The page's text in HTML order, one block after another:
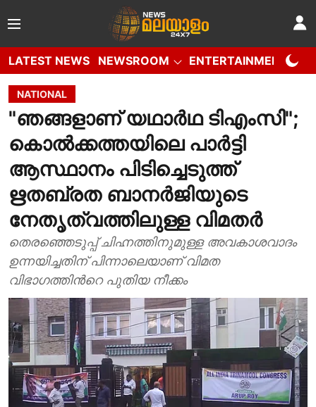
LATEST NEWS NEWSROOM ENTERTAINMENT
NATIONAL
"ഞങ്ങളാണ് യഥാർഥ ടിഎംസി";
കൊൽക്കത്തയിലെ പാർട്ടി
ആസ്ഥാനം പിടിച്ചെടുത്ത്
ഋതബ്രത ബാനർജിയുടെ
നേതൃത്വത്തിലുള്ള വിമതർ
തെരഞ്ഞെടുപ്പ് ചിഹ്നത്തിനുമുള്ള അവകാശവാദം
ഉന്നയിച്ചതിന് പിന്നാലെയാണ് വിമത
വിഭാഗത്തിന്‍റെ പുതിയ നീക്കം